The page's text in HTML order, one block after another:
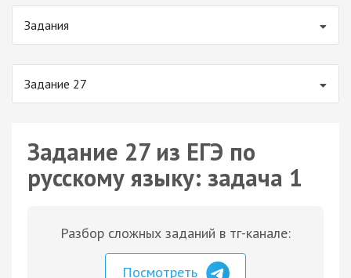
Задания
Задание 27
Задание 27 из ЕГЭ по
русскому языку: задача 1
Разбор сложных заданий в тг-канале:
Посмотреть